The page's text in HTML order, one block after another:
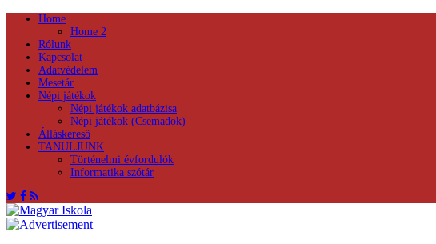
Home
Home 2
Rólunk
Kapcsolat
Adatvédelem
Mesetár
Népi játékok
Népi játékok adatbázisa
Népi játékok (Csemadok)
Álláskereső
TANULJUNK
Történelmi évfordulók
Informatika szótár